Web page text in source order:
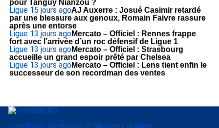
pour Tanguy Nianzou ?
Ligue 15 jours agoAJ Auxerre : Josué Casimir retardé
par une blessure aux genoux, Romain Faivre rassure
après une entorse
Ligue 13 jours agoMercato – Officiel : Rennes frappe
fort avec l’arrivée d’un roc défensif de Ligue 1
Ligue 13 jours agoMercato – Officiel : Strasbourg
accueille un grand espoir prêté par Chelsea
Ligue 13 jours agoMercato – Officiel : Lens tient enfin le
successeur de son recordman des ventes
Conditions générales et Mentions légales